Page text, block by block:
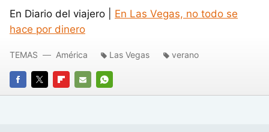
En Diario del viajero | En Las Vegas, no todo se
hace por dinero
FACEBOOK
TWITTERFLIPBOARD
E-
WHATSAPP
TEMAS América Las Vegas verano